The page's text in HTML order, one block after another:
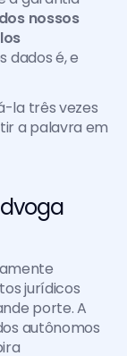
nossos
dados é, e
la três vezes
a palavra em
jurídicos
porte. A
autônomos